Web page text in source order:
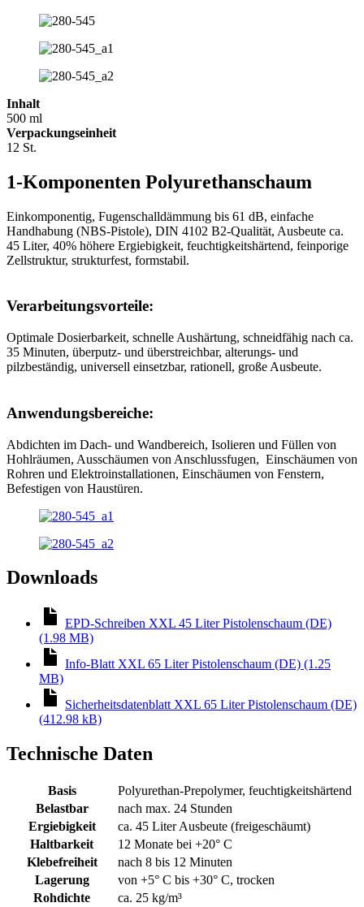
Inhalt
500 ml
Verpackungseinheit
12 St.
1-Komponenten Polyurethanschaum
Einkomponentig, Fugenschalldämmung bis 61 dB, einfache
Handhabung (NBS-Pistole), DIN 4102 B2-Qualität, Ausbeute ca.
45 Liter, 40% höhere Ergiebigkeit, feuchtigkeitshärtend, feinporige
Zellstruktur, strukturfest, formstabil.
Verarbeitungsvorteile:
Optimale Dosierbarkeit, schnelle Aushärtung, schneidfähig nach ca.
35 Minuten, überputz- und überstreichbar, alterungs- und
pilzbeständig, universell einsetzbar, rationell, große Ausbeute.
Anwendungsbereiche:
Abdichten im Dach- und Wandbereich, Isolieren und Füllen von
Hohlräumen, Ausschäumen von Anschlussfugen, Einschäumen von
Rohren und Elektroinstallationen, Einschäumen von Fenstern,
Befestigen von Haustüren.
Downloads
EPD-Schreiben XXL 45 Liter Pistolenschaum (DE)
(1.98 MB)
Info-Blatt XXL 65 Liter Pistolenschaum (DE) (1.25
MB)
Sicherheitsdatenblatt XXL 65 Liter Pistolenschaum (DE)
(412.98 kB)
Technische Daten
Basis
Polyurethan-Prepolymer, feuchtigkeitshärtend
Belastbar
nach max. 24 Stunden
Ergiebigkeit
ca. 45 Liter Ausbeute (freigeschäumt)
Haltbarkeit
12 Monate bei +20° C
Klebefreiheit
nach 8 bis 12 Minuten
Lagerung
von +5° C bis +30° C, trocken
Rohdichte
ca. 25 kg/m³